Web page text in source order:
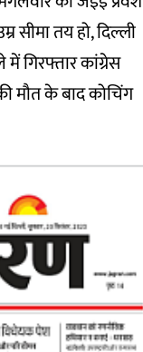
सीमा तय हो, दिल्ली
गिरफ्तार कांग्रेस
मौत के बाद कोचिंग